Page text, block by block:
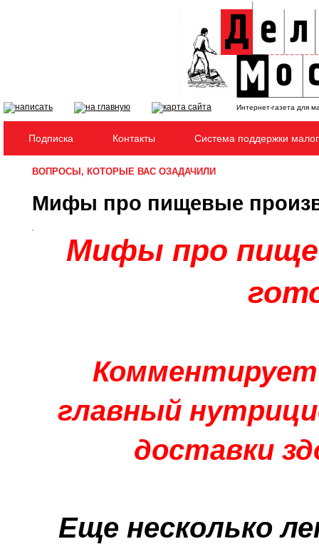
Интернет-газета для
Подписка Контакты Система поддержки
ВОПРОСЫ, КОТОРЫЕ ВАС ОЗАДАЧИЛИ
Мифы про пищевые
Мифы про
главный
доставки
Еще несколько